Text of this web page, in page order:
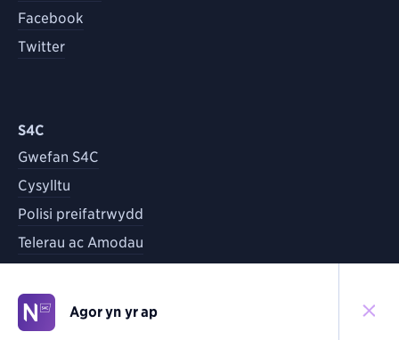
Facebook
Twitter
S4C
Gwefan S4C
Cysylltu
Polisi preifatrwydd
Telerau ac Amodau
Yn ôl i'r brig
Agor yn yr ap